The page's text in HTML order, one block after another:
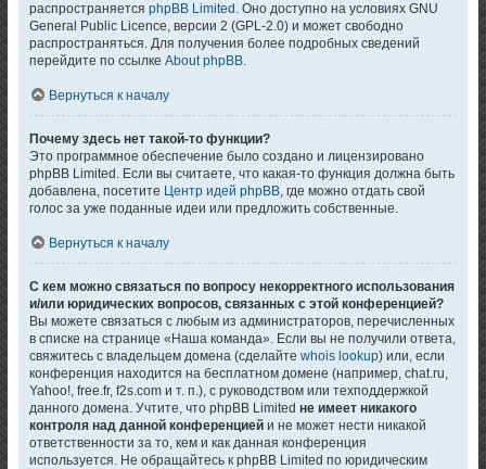
распространяетсяphpBB Limited . Оно доступно на условиях GNU
General Public Licence, версии 2 (GPL-2.0) и может свободно
распространяться. Для получения более подробных сведений
перейдите по ссылкеAbout phpBB.
Вернуться к началу
Почему здесь нет такой-то функции?
Это программное обеспечение было создано и лицензировано
phpBB Limited. Если вы считаете, что какая-то функция должна быть
добавлена, посетите Центр идей phpBB, где можно отдать свой
голос за уже поданные идеи или предложить собственные.
Вернуться к началу
С кем можно связаться по вопросу некорректного использования
и/или юридических вопросов, связанных с этой конференцией?
Вы можете связаться с любым из администраторов, перечисленных
в списке на странице «Наша команда». Если вы не получили ответа,
свяжитесь с владельцем домена (сделайтеwhois lookup) или, если
конференция находится на бесплатном домене (например, chat.ru,
Yahoo!, free.fr, f2s.com и т. п.), с руководством или техподдержкой
данного домена. Учтите, что phpBB Limitedне имеет никакого
контроля над данной конференцией и не может нести никакой
ответственности за то, кем и как данная конференция
используется. Не обращайтесь к phpBB Limited по юридическим